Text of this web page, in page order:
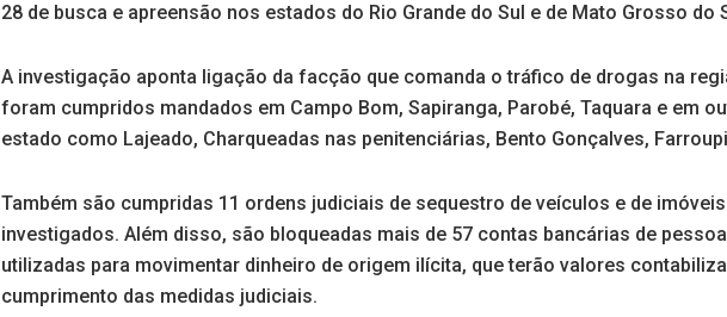
28 de busca e apreensão nos estados do Rio Grande do Sul e de Mato Grosso do
A investigação aponta ligação da facção que comanda o tráfico de drogas na
foram cumpridos mandados em Campo Bom, Sapiranga, Parobé, Taquara e em
estado como Lajeado, Charqueadas nas penitenciárias, Bento Gonçalves,
Também são cumpridas 11 ordens judiciais de sequestro de veículos e de
investigados. Além disso, são bloqueadas mais de 57 contas bancárias de
utilizadas para movimentar dinheiro de origem ilícita, que terão valores
cumprimento das medidas judiciais.